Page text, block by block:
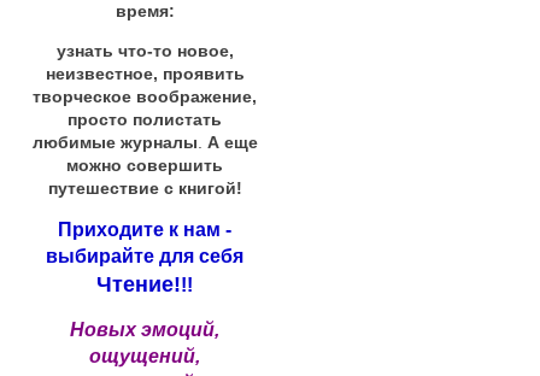
время:
узнать что-то новое,
неизвестное, проявить
творческое воображение,
просто полистать
любимые журналы А еще
можно совершить
путешествие с книгой!
Приходите к нам -
выбирайте для себя
Чтение!!!
Новых эмоций,
ощущений,